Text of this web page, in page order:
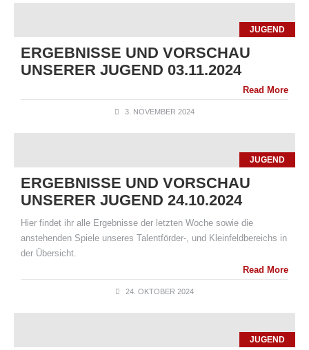
JUGEND
ERGEBNISSE UND VORSCHAU
UNSERER JUGEND 03.11.2024
Read More
3. NOVEMBER 2024
JUGEND
ERGEBNISSE UND VORSCHAU
UNSERER JUGEND 24.10.2024
Hier findet ihr alle Ergebnisse der letzten Woche sowie die
anstehenden Spiele unseres Talentförder-, und Kleinfeldbereichs in
der Übersicht.
Read More
24. OKTOBER 2024
JUGEND